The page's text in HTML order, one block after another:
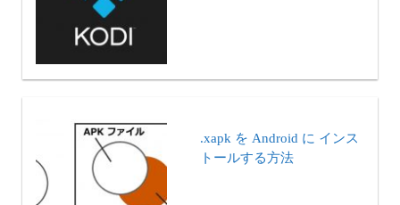
.xapk を Android に インス
トールする方法